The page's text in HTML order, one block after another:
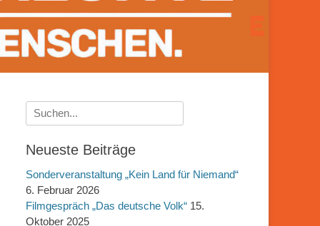
Suchen
nach:
Neueste Beiträge
Sonderveranstaltung „Kein Land für Niemand“
6. Februar 2026
Filmgespräch „Das deutsche Volk“ 15.
Oktober 2025